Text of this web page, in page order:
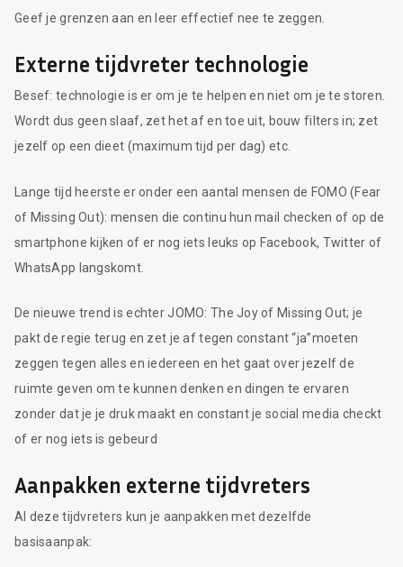
Geef je grenzen aan en leer effectief nee te zeggen.
Externe tijdvreter technologie
Besef: technologie is er om je te helpen en niet om je te storen.
Wordt dus geen slaaf, zet het af en toe uit, bouw filters in; zet
jezelf op een dieet (maximum tijd per dag) etc.
Lange tijd heerste er onder een aantal mensen de FOMO (Fear
of Missing Out): mensen die continu hun mail checken of op de
smartphone kijken of er nog iets leuks op Facebook, Twitter of
WhatsApp langskomt.
De nieuwe trend is echter JOMO: The Joy of Missing Out; je
pakt de regie terug en zet je af tegen constant “ja”moeten
zeggen tegen alles en iedereen en het gaat over jezelf de
ruimte geven om te kunnen denken en dingen te ervaren
zonder dat je je druk maakt en constant je social media checkt
of er nog iets is gebeurd
Aanpakken externe tijdvreters
Al deze tijdvreters kun je aanpakken met dezelfde
basisaanpak: